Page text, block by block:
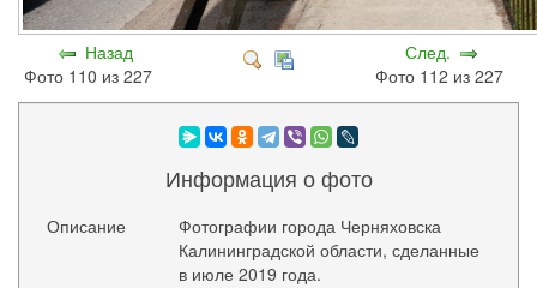
Назад
Фото 110 из 227
След.
Фото 112 из 227
Информация о фото
Описание
Фотографии города Черняховска
Калининградской области, сделанные
в июле 2019 года.